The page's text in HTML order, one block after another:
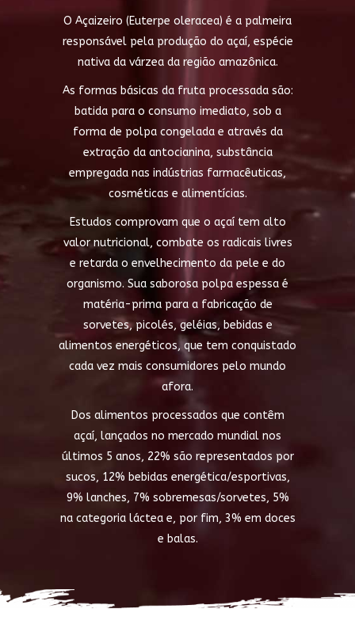
O Açaizeiro (Euterpe oleracea) é a palmeira
responsável pela produção do açaí, espécie
nativa da várzea da região amazônica.
As formas básicas da fruta processada são:
batida para o consumo imediato, sob a
forma de polpa congelada e através da
extração da antocianina, substância
empregada nas indústrias farmacêuticas,
cosméticas e alimentícias.
Estudos comprovam que o açaí tem alto
valor nutricional, combate os radicais livres
e retarda o envelhecimento da pele e do
organismo. Sua saborosa polpa espessa é
matéria-prima para a fabricação de
sorvetes, picolés, geléias, bebidas e
alimentos energéticos, que tem conquistado
cada vez mais consumidores pelo mundo
afora.
Dos alimentos processados que contêm
açaí, lançados no mercado mundial nos
últimos 5 anos, 22% são representados por
sucos, 12% bebidas energética/esportivas,
9% lanches, 7% sobremesas/sorvetes, 5%
na categoria láctea e, por fim, 3% em doces
e balas.